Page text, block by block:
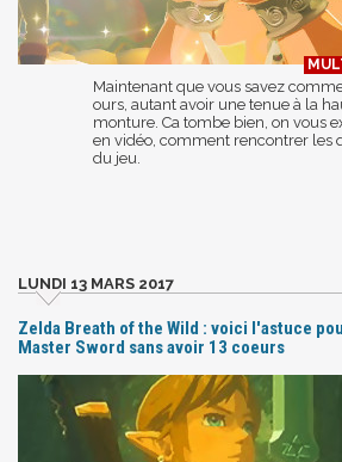
Maintenant que vous savez
ours, autant avoir une tenue à la
monture. Ca tombe bien, on vous
en vidéo, comment rencontrer les
du jeu.
LUNDI 13 MARS 2017
Zelda Breath of the Wild : voici l'astuce
Master Sword sans avoir 13 coeurs